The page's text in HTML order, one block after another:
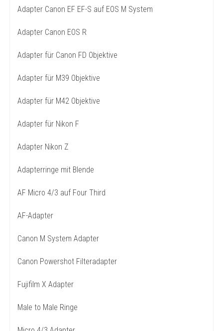
Adapter Canon EF EF-S auf EOS M System
Adapter Canon EOS R
Adapter für Canon FD Objektive
Adapter für M39 Objektive
Adapter für M42 Objektive
Adapter für Nikon F
Adapter Nikon Z
Adapterringe mit Blende
AF Micro 4/3 auf Four Third
AF-Adapter
Canon M System Adapter
Canon Powershot Filteradapter
Fujifilm X Adapter
Male to Male Ringe